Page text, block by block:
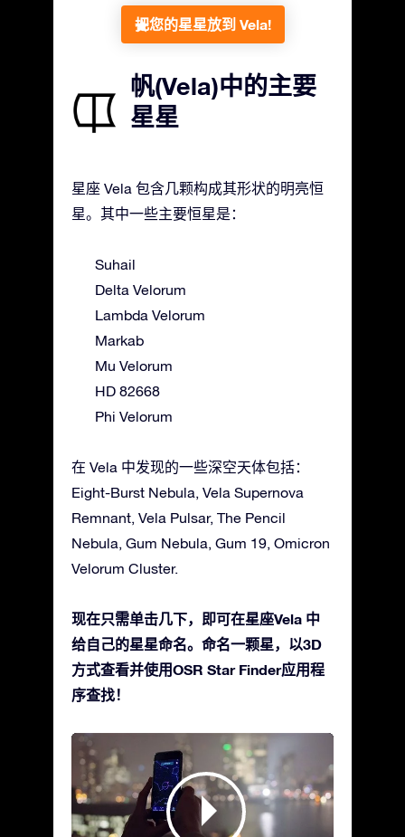
把您的星星放到 Vela!
帆(Vela)中的主要
星星
星座 Vela 包含几颗构成其形状的明亮恒
星。其中一些主要恒星是：
Suhail
Delta Velorum
Lambda Velorum
Markab
Mu Velorum
HD 82668
Phi Velorum
在 Vela 中发现的一些深空天体包括：
Eight-Burst Nebula, Vela Supernova
Remnant, Vela Pulsar, The Pencil
Nebula, Gum Nebula, Gum 19, Omicron
Velorum Cluster.
现在只需单击几下，即可在星座Vela 中
给自己的星星命名。命名一颗星，以3D
方式查看并使用OSR Star Finder应用程
序查找！